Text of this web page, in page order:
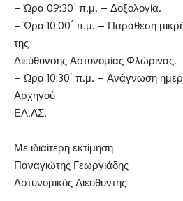
– Ώρα 09:30 ́ π.μ. – Δοξολογία.
– Ώρα 10:00 ́ π.μ. – Παράθεση
της
Διεύθυνσης Αστυνομίας Φλώρινας.
– Ώρα 10:30 ́ π.μ. – Ανάγνωση
Αρχηγού
ΕΛ.ΑΣ.
Με ιδιαίτερη εκτίμηση
Παναγιώτης Γεωργιάδης
Αστυνομικός Διευθυντής